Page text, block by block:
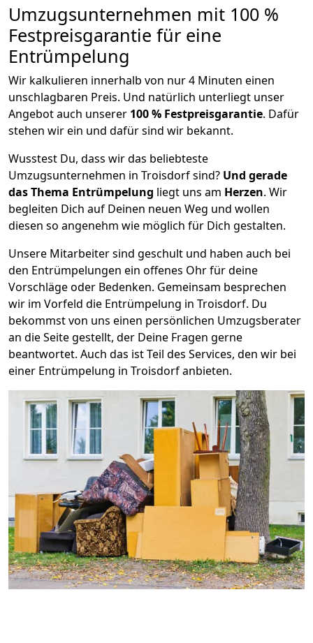
Umzugsunternehmen mit 100 %
Festpreisgarantie für eine
Entrümpelung
Wir kalkulieren innerhalb von nur 4 Minuten einen
unschlagbaren Preis. Und natürlich unterliegt unser
Angebot auch unserer 100 % Festpreisgarantie. Dafür
stehen wir ein und dafür sind wir bekannt.
Wusstest Du, dass wir das beliebteste
Umzugsunternehmen in Troisdorf sind? Und gerade
das Thema Entrümpelung liegt uns am Herzen. Wir
begleiten Dich auf Deinen neuen Weg und wollen
diesen so angenehm wie möglich für Dich gestalten.
Unsere Mitarbeiter sind geschult und haben auch bei
den Entrümpelungen ein offenes Ohr für deine
Vorschläge oder Bedenken. Gemeinsam besprechen
wir im Vorfeld die Entrümpelung in Troisdorf. Du
bekommst von uns einen persönlichen Umzugsberater
an die Seite gestellt, der Deine Fragen gerne
beantwortet. Auch das ist Teil des Services, den wir bei
einer Entrümpelung in Troisdorf anbieten.